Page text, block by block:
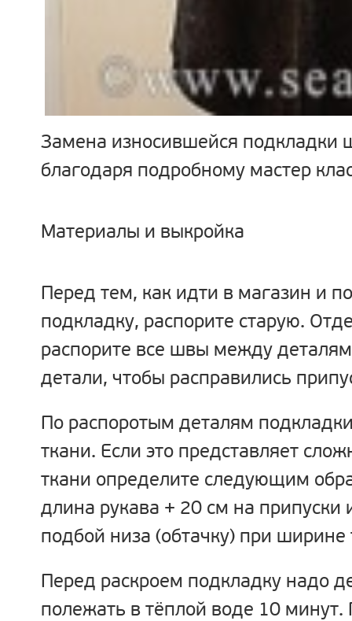
Замена износившейся подкладки
благодаря подробному мастер
Материалы и выкройка
Перед тем, как идти в магазин и
подкладку, распорите старую.
распорите все швы между
детали, чтобы расправились
По распоротым деталям
ткани. Если это представляет
ткани определите следующим
длина рукава + 20 см на припуски
подбой низа (обтачку) при
Перед раскроем подкладку надо
полежать в тёплой воде 10 минут.